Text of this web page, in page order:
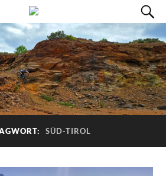
SÜD-TIROL